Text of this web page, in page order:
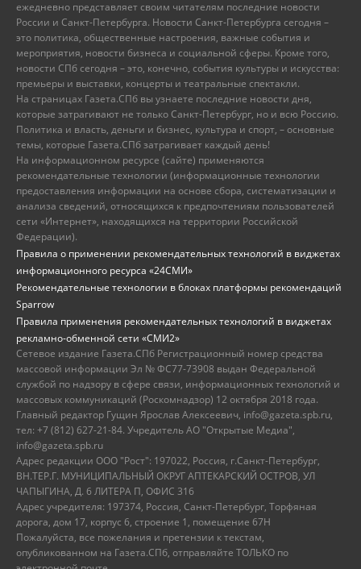
ежедневно представляет своим читателям последние новости
России и Санкт-Петербурга. Новости Санкт-Петербурга сегодня –
это политика, общественные настроения, важные события и
мероприятия, новости бизнеса и социальной сферы. Кроме того,
новости СПб сегодня – это, конечно, события культуры и искусства:
премьеры и выставки, концерты и театральные спектакли.
На страницах Газета.СПб вы узнаете последние новости дня,
которые затрагивают не только Санкт-Петербург, но и всю Россию.
Политика и власть, деньги и бизнес, культура и спорт, – основные
темы, которые Газета.СПб затрагивает каждый день!
На информационном ресурсе (сайте) применяются
рекомендательные технологии (информационные технологии
предоставления информации на основе сбора, систематизации и
анализа сведений, относящихся к предпочтениям пользователей
сети «Интернет», находящихся на территории Российской
Федерации).
Правила о применении рекомендательных технологий в виджетах
информационного ресурса «24СМИ»
Рекомендательные технологии в блоках платформы рекомендаций
Sparrow
Правила применения рекомендательных технологий в виджетах
рекламно-обменной сети «СМИ2»
Сетевое издание Газета.СПб Регистрационный номер средства
массовой информации Эл № ФС77-73908 выдан Федеральной
службой по надзору в сфере связи, информационных технологий и
массовых коммуникаций (Роскомнадзор) 12 октября 2018 года.
Главный редактор Гущин Ярослав Алексеевич, info@gazeta.spb.ru,
тел: +7 (812) 627-21-84. Учредитель АО "Открытые Медиа",
info@gazeta.spb.ru
Адрес редакции ООО "Рост": 197022, Россия, г.Санкт-Петербург,
ВН.ТЕР.Г. МУНИЦИПАЛЬНЫЙ ОКРУГ АПТЕКАРСКИЙ ОСТРОВ, УЛ
ЧАПЫГИНА, Д. 6 ЛИТЕРА П, ОФИС 316
Адрес учредителя: 197374, Россия, Санкт-Петербург, Торфяная
дорога, дом 17, корпус 6, строение 1, помещение 67Н
Пожалуйста, все пожелания и претензии к текстам,
опубликованном на Газета.СПб, отправляйте ТОЛЬКО по